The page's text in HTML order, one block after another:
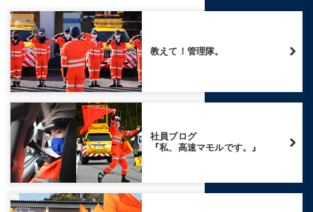
教えて！管理隊。
社員ブログ
『私、高速マモルです。』